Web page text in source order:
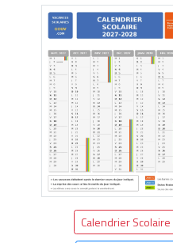
Calendrier Scolaire